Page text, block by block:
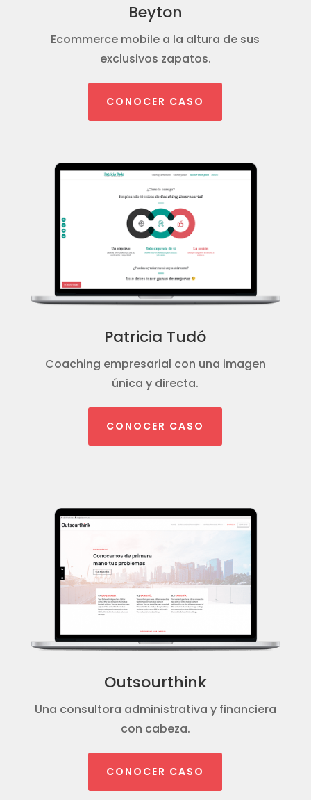
Beyton
Ecommerce mobile a la altura de sus
exclusivos zapatos.
CONOCER CASO
Patricia Tudó
Coaching empresarial con una imagen
única y directa.
CONOCER CASO
Outsourthink
Una consultora administrativa y financiera
con cabeza.
CONOCER CASO